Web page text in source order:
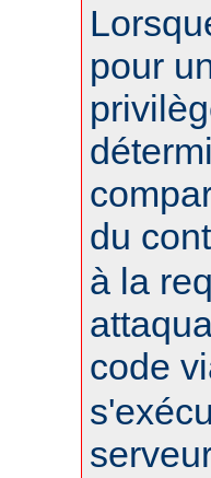
pour
du
à la
code